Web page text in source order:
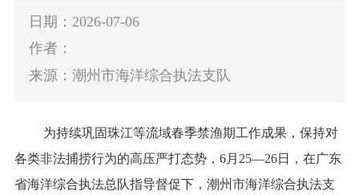
日期：2026-07-06
作者：
来源：潮州市海洋综合执法支队
为持续巩固珠江等流域春季禁渔期工作成果， 保持对
各类非法捕捞行为的高压严打态势， 6月 25—26日， 在广东
省海洋综合执法总队指导督促下， 潮州市海洋综合执法支